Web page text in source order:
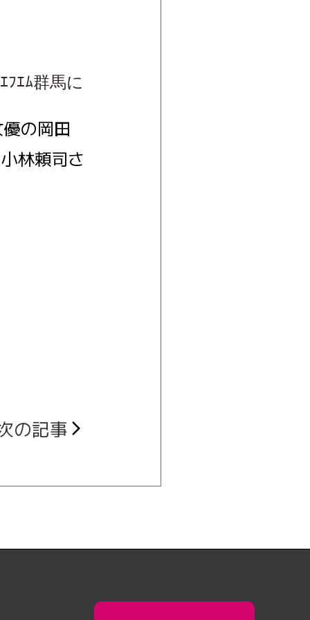
ｴﾑ群馬に
の岡田
林頼司さ
の記事 arrow_forward_ios